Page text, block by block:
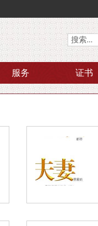
服务 证书